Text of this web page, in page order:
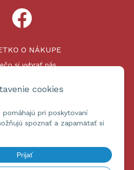
cookies
pomáhajú pri poskytovaní
spoznať a zapamätať si
Prijať
O NÁKUPE
si vybrať nás
Platby a doprava
INFORMÁCIE
podmienky
osobných údajov